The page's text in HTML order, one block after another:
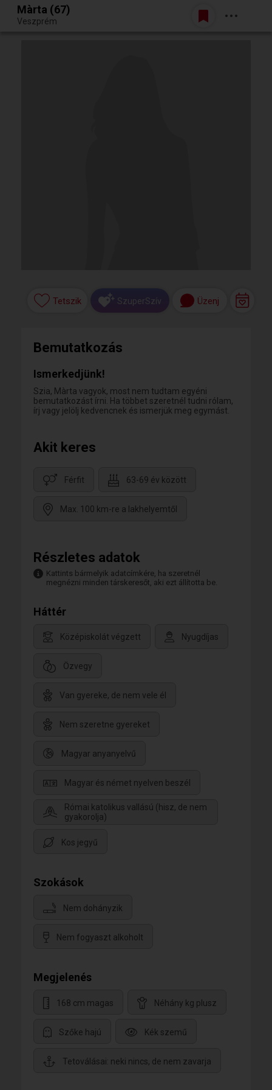
Egy jó randiból bármi lehet.
Belépés
Màrta (67)
Veszprém
Tetszik SzuperSzív Üzenj
Bemutatkozás
Ismerkedjünk!
Szia, Màrta vagyok, most nem tudtam egyéni
bemutatkozást írni. Ha többet szeretnél tudni rólam,
írj vagy jelölj kedvencnek és ismerjük meg egymást.
Akit keres
Férfit 63-69 év között
Max. 100 km-re a lakhelyemtől
Részletes adatok
Kattints bármelyik adatcímkére, ha szeretnél
megnézni minden társkeresőt, aki ezt állította be.
Háttér
Középiskolát végzett Nyugdíjas
Özvegy
Van gyereke, de nem vele él
Nem szeretne gyereket
Magyar anyanyelvű
Magyar és német nyelven beszél
Római katolikus vallású (hisz, de nem
gyakorolja)
Kos jegyű
Szokások
Nem dohányzik
Nem fogyaszt alkoholt
Megjelenés
168 cm magas Néhány kg plusz
Szőke hajú Kék szemű
Tetoválásai: neki nincs, de nem zavarja